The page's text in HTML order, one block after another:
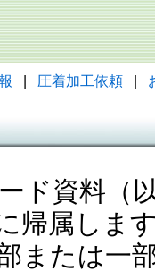
圧着加工依頼
ド資料（
帰属しま
または一